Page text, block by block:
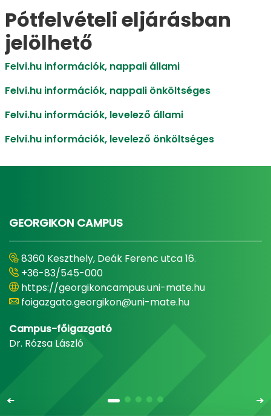
Pótfelvételi eljárásban
jelölhető
Felvi.hu információk, nappali állami
Felvi.hu információk, nappali önköltséges
Felvi.hu információk, levelező állami
Felvi.hu információk, levelező önköltséges
GEORGIKON CAMPUS
8360 Keszthely, Deák Ferenc utca 16.
+36-83/545-000
https://georgikoncampus.uni-mate.hu
foigazgato.georgikon@uni-mate.hu
Campus-főigazgató
Dr. Rózsa László